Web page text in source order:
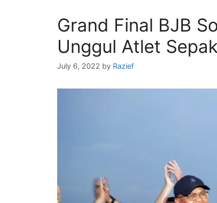
Grand Final BJB
Unggul Atlet
July 6, 2022 by Razief